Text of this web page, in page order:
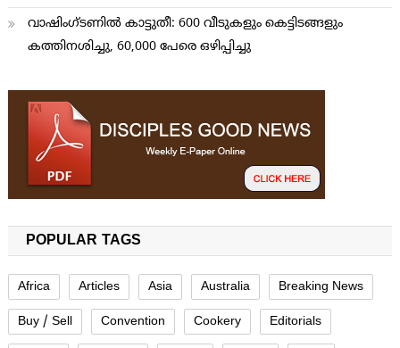
വാഷിംഗ്ടണില്‍ കാട്ടുതീ: 600 വീടുകളും കെട്ടിടങ്ങളും
കത്തിനശിച്ചു, 60,000 പേരെ ഒഴിപ്പിച്ചു
POPULAR TAGS
Africa Articles Asia Australia Breaking News
Buy / Sell Convention Cookery Editorials